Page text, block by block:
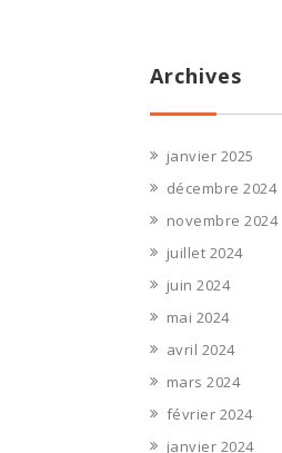
Archives
janvier 2025
décembre 2024
novembre 2024
juillet 2024
juin 2024
mai 2024
avril 2024
mars 2024
février 2024
janvier 2024